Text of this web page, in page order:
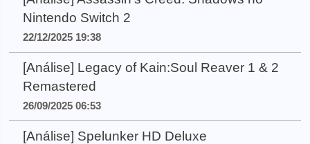
Nintendo Switch 2
22/12/2025 19:38
[Análise] Legacy of Kain:Soul Reaver 1 & 2
Remastered
26/09/2025 06:53
[Análise] Spelunker HD Deluxe